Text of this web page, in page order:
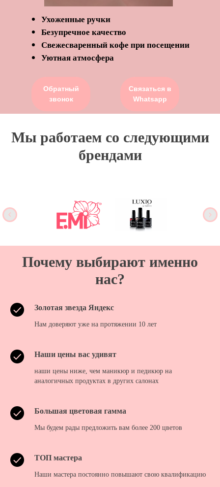
Ухоженные ручки
Безупречное качество
Свежесваренный кофе при посещении
Уютная атмосфера
Обратный
звонок
Связаться в
Whatsapp
Мы работаем со следующими
брендами
Почему выбирают именно
нас?
Золотая звезда Яндекс
Нам доверяют уже на протяжении 10 лет
Наши цены вас удивят
наши цены ниже, чем маникюр и педикюр на
аналогичных продуктах в других салонах
Большая цветовая гамма
Мы будем рады предложить вам более 200 цветов
ТОП мастера
Наши мастера постоянно повышают свою квалификацию